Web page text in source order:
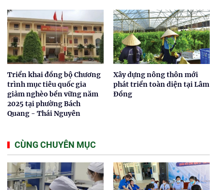
Triển khai đồng bộ Chương
trình mục tiêu quốc gia
giảm nghèo bền vững năm
2025 tại phường Bách
Quang - Thái Nguyên
Xây dựng nông thôn mới
phát triển toàn diện tại Lâm
Đồng
CÙNG CHUYÊN MỤC